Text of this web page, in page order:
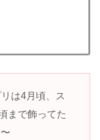
は4月頃、ス
まで飾ってた